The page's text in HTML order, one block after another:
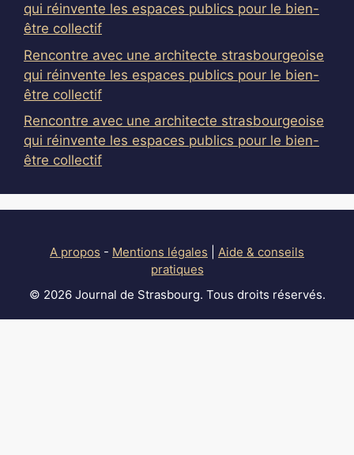
qui réinvente les espaces publics pour le bien-
être collectif
Rencontre avec une architecte strasbourgeoise
qui réinvente les espaces publics pour le bien-
être collectif
Rencontre avec une architecte strasbourgeoise
qui réinvente les espaces publics pour le bien-
être collectif
A propos - Mentions légales
Aide & conseils
pratiques
© 2026 Journal de Strasbourg. Tous droits réservés.